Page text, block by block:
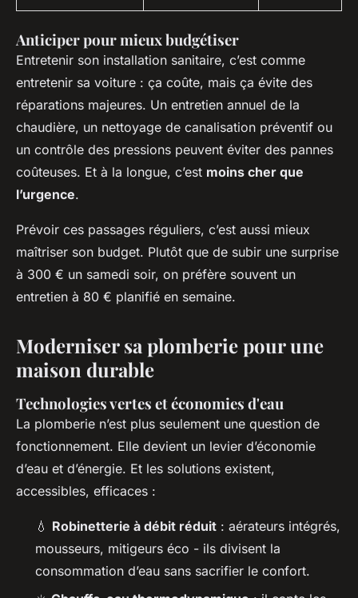
Anticiper pour mieux budgétiser
Entretenir son installation sanitaire, c’est comme
entretenir sa voiture : ça coûte, mais ça évite des
réparations majeures. Un entretien annuel de la
chaudière, un nettoyage de canalisation préventif ou
un contrôle des pressions peuvent éviter des pannes
coûteuses. Et à la longue, c’est moins cher que
l’urgence.
Prévoir ces passages réguliers, c’est aussi mieux
maîtriser son budget. Plutôt que de subir une surprise
à 300 € un samedi soir, on préfère souvent un
entretien à 80 € planifié en semaine.
Moderniser sa plomberie pour une
maison durable
Technologies vertes et économies d'eau
La plomberie n’est plus seulement une question de
fonctionnement. Elle devient un levier d’économie
d’eau et d’énergie. Et les solutions existent,
accessibles, efficaces :
💧 Robinetterie à débit réduit : aérateurs intégrés,
mousseurs, mitigeurs éco - ils divisent la
consommation d’eau sans sacrifier le confort.